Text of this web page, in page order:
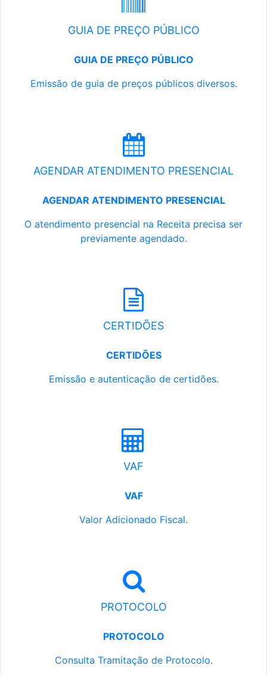
GUIA DE PREÇO PÚBLICO
GUIA DE PREÇO PÚBLICO
Emissão de guia de preços públicos diversos.
AGENDAR ATENDIMENTO PRESENCIAL
AGENDAR ATENDIMENTO PRESENCIAL
O atendimento presencial na Receita precisa ser
previamente agendado.
CERTIDÕES
CERTIDÕES
Emissão e autenticação de certidões.
VAF
VAF
Valor Adicionado Fiscal.
PROTOCOLO
PROTOCOLO
Consulta Tramitação de Protocolo.